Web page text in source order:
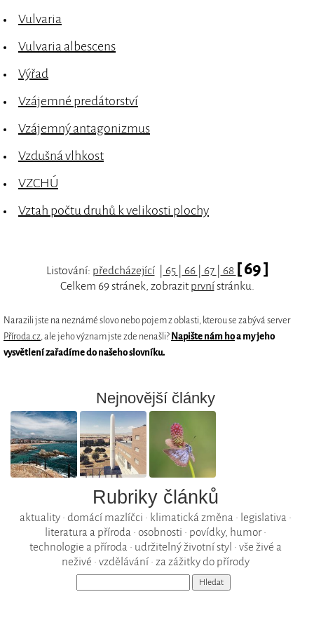
Vulvaria
Vulvaria albescens
Výřad
Vzájemné predátorství
Vzájemný antagonizmus
Vzdušná vlhkost
VZCHÚ
Vztah počtu druhů k velikosti plochy
Listování: předcházející| 65 66 67 68 [ 69 ]
Celkem 69 stránek, zobrazitprvnístránku.
Narazili jste na neznámé slovo nebo pojem z oblasti, kterou se zabývá server
Příroda.cz, ale jeho význam jste zde nenašli? Napište nám hoa my jeho
vysvětlení zařadíme do našeho slovníku.
Nejnovější články
Rubriky článků
aktuality• domácí mazlíčci • klimatická změna • legislativa •
literatura a příroda • osobnosti • povídky, humor•
technologie a příroda • udržitelný životní styl • vše živé a
neživé • vzdělávání• za zážitky do přírody